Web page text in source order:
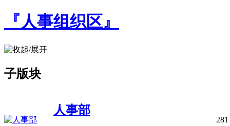
『人事组织区』
子版块
人事部
281